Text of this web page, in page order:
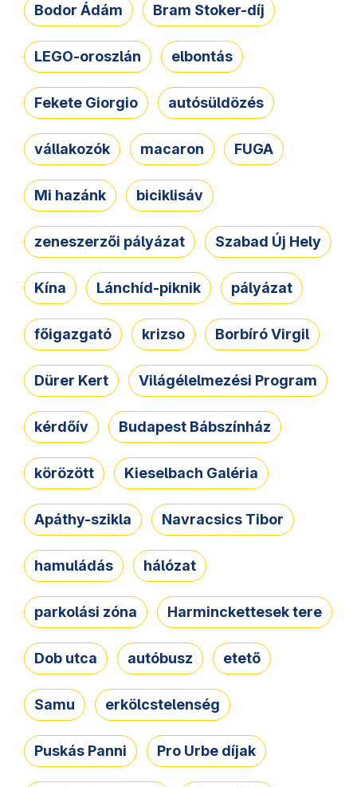
Bodor Ádám Bram Stoker-díj
LEGO-oroszlán elbontás
Fekete Giorgio autósüldözés
vállakozók macaron FUGA
Mi hazánk biciklisáv
zeneszerzői pályázat Szabad Új Hely
Kína Lánchíd-piknik pályázat
főigazgató krizso Borbíró Virgil
Dürer Kert Világélelmezési Program
kérdőív Budapest Bábszínház
körözött Kieselbach Galéria
Apáthy-szikla Navracsics Tibor
hamuládás hálózat
parkolási zóna Harminckettesek tere
Dob utca autóbusz etető
Samu erkölcstelenség
Puskás Panni Pro Urbe díjak